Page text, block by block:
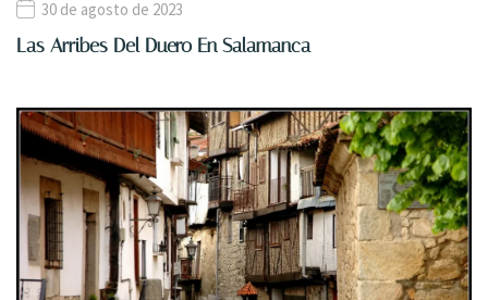
30 de agosto de 2023
Las Arribes Del Duero En Salamanca